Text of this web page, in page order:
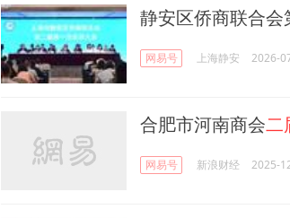
静安区侨商联合会
网易号 上海静安 2026-
合肥市河南商会二
网易号 新浪财经 2025-